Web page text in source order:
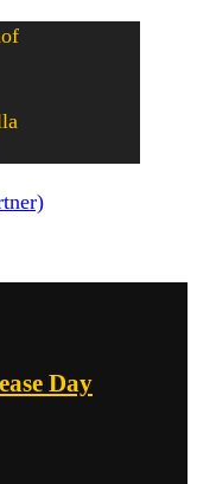
Day